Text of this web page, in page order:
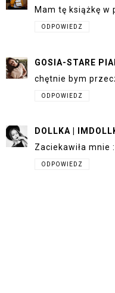
Mam tę książkę w
ODPOWIEDZ
GOSIA-STARE
chętnie bym
ODPOWIEDZ
DOLLKA |
Zaciekawiła mnie
ODPOWIEDZ